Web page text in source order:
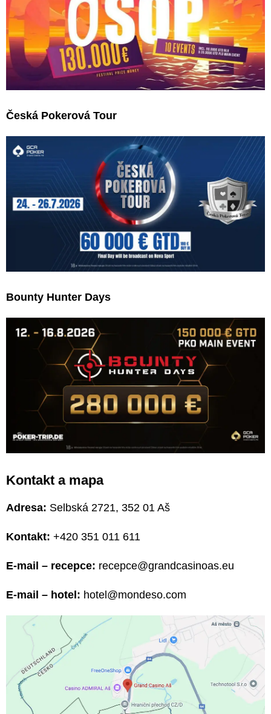
Česká Pokerová Tour
Bounty Hunter Days
Kontakt a mapa
Adresa: Selbská 2721, 352 01 Aš
Kontakt: +420 351 011 611
E-mail – recepce: recepce@grandcasinoas.eu
E-mail – hotel: hotel@mondeso.com